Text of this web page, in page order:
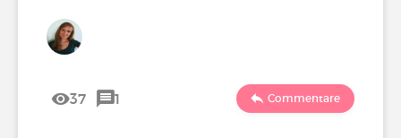
37 1 Commentare